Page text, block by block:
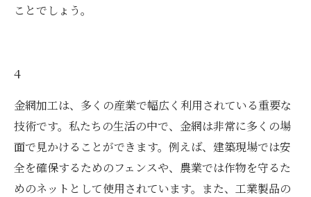
ことでしょう。
4
金網加工は、多くの産業で幅広く利用されている重要な
技術です。私たちの生活の中で、金網は非常に多くの場
面で見かけることができます。例えば、建築現場では安
全を確保するためのフェンスや、農業では作物を守るた
めのネットとして使用されています。また、工業製品の